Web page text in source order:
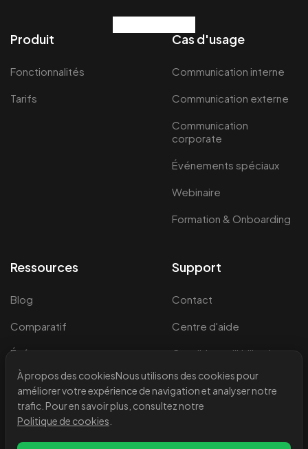
Produit
Fonctionnalités
Tarifs
Cas d'usage
Communication interne
Communication externe
Communication
corporate
Événements spéciaux
Webinaire
Formation & Onboarding
Ressources
Blog
Comparatif
Événements et
Webinaires
Support
Contact
Centre d'aide
Conditions d'Utilisation
Politique de
confidentialité
À propos des cookiesNous utilisons des cookies pour
améliorer votre expérience de navigation et analyser notre
trafic. Pour en savoir plus, consultez notre
Politique de cookies